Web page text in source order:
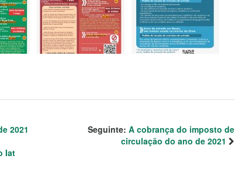
2021
Iat
Seguinte: A cobrança do imposto de
circulação do ano de 2021